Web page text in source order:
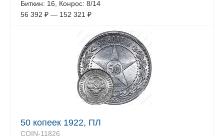
Биткин: 16, Конрос: 8/14
56 392 ₽ — 152 321 ₽
50 копеек 1922, ПЛ
COIN-11826